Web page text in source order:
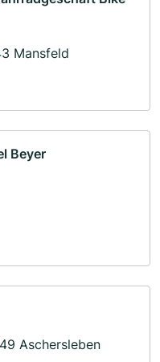
Mansfeld
Beyer
Aschersleben